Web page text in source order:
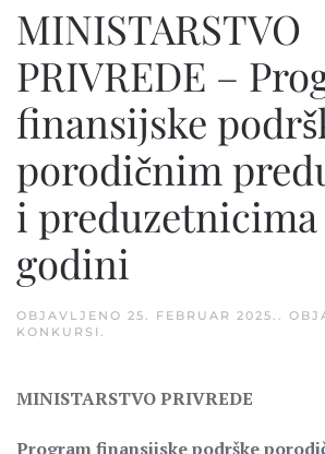
MINISTARSTVO
PRIVREDE –
finansijske
porodičnim
i preduzetnicima
godini
OBJAVLJENO 25. FEBRUAR 2025. .
KONKURSI .
MINISTARSTVO PRIVREDE
Program finansijske podrške